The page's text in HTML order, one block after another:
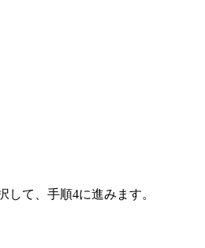
て、手順4に進みます。